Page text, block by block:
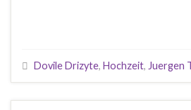
Dovile Drizyte, Hochzeit, Juergen